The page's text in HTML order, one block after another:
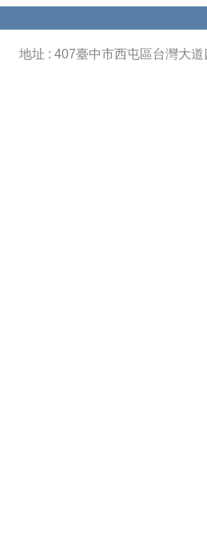
地址 : 407臺中市西屯區台灣大